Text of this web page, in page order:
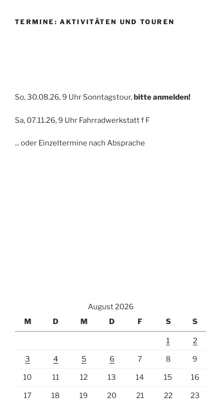
TERMINE: AKTIVITÄTEN UND TOUREN
So, 30.08.26, 9 Uhr Sonntagstour,bitte anmelden!
Sa, 07.11.26, 9 Uhr Fahrradwerkstatt f F
... oder Einzeltermine nach Absprache
August 2026
M
D M D F S S
1 2
3 4 5 6 7 8 9
10 11 12 13 14 15 16
17 18 19 20 21 22 23